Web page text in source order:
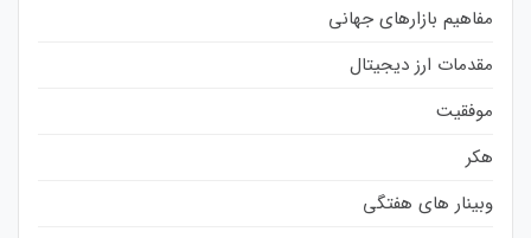
مفاهیم بازارهای جهانی
مقدمات ارز دیجیتال
موفقیت
هکر
وبینار های هفتگی